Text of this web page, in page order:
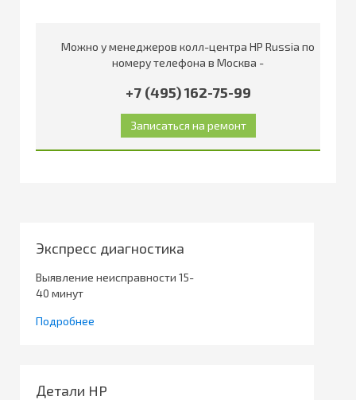
Можно у менеджеров колл-центра HP Russia по
номеру телефона в Москва -
+7 (495) 162-75-99
Экспресс диагностика
Выявление неисправности 15-
40 минут
Подробнее
Детали HP